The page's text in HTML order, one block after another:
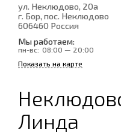
ул. Неклюдово, 20а
г. Бор, пос. Неклюдово
606460 Россия
Мы работаем:
пн-вс: 08:00 — 20:00
Показать на карте
Линда